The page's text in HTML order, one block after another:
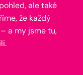
ale také
že každý
a my jsme tu,